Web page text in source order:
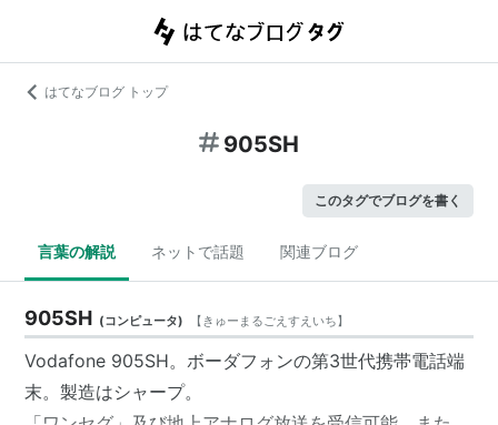
はてなブログ トップ
905SH
このタグでブログを書く
言葉の解説 ネットで話題 関連ブログ
905SH (コンピュータ) 【きゅーまるごえすえいち】
Vodafone 905SH。ボーダフォンの第3世代携帯電話端
末。製造はシャープ。